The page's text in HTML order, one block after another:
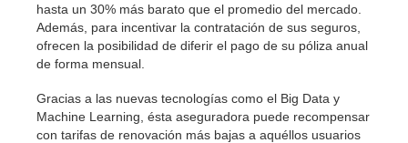
hasta un 30% más barato que el promedio del mercado.
Además, para incentivar la contratación de sus seguros,
ofrecen la posibilidad de diferir el pago de su póliza anual
de forma mensual.
Gracias a las nuevas tecnologías como el Big Data y
Machine Learning, ésta aseguradora puede recompensar
con tarifas de renovación más bajas a aquéllos usuarios